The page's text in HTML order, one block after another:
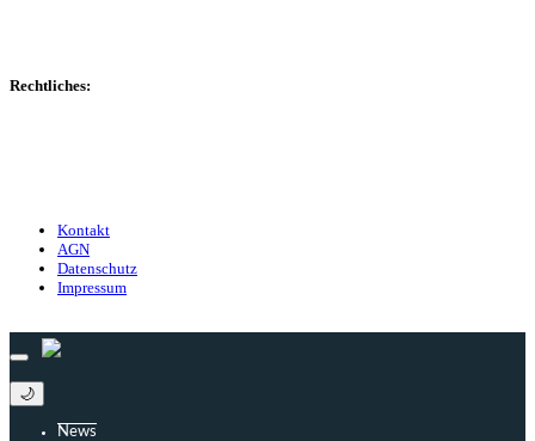
Rechtliches:
Kontakt
AGN
Datenschutz
Impressum
🌙
News